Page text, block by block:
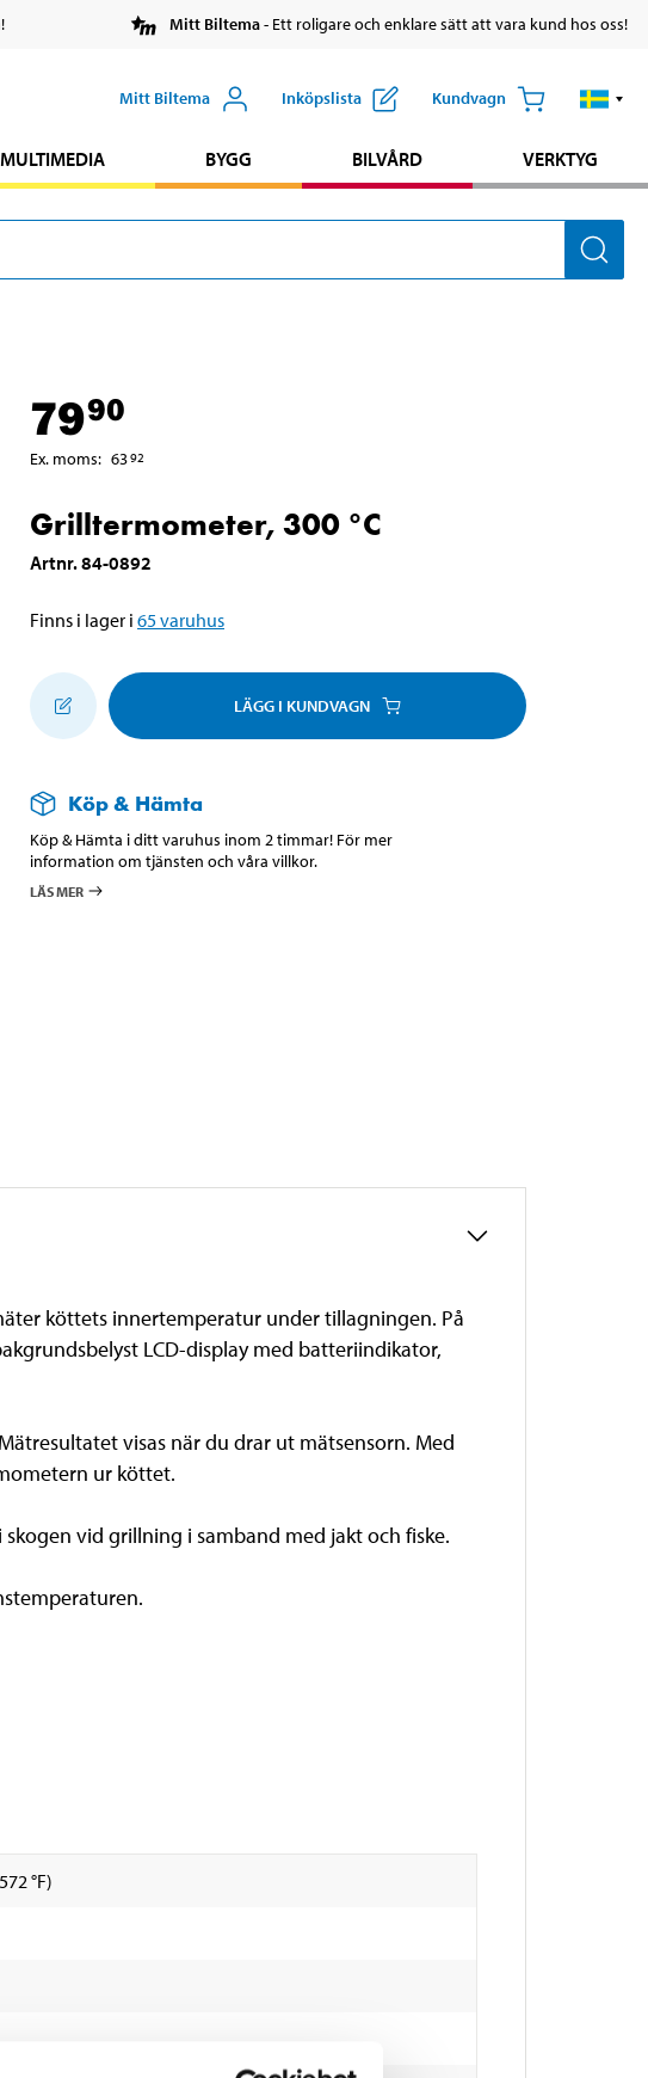
Mitt Biltema- Ett roligare och enklare sätt att vara kund hos oss!
Mitt Biltema Inköpslista Kundvagn
BYGG BILVÅRD VERKTYG
7990
Ex. moms: 6392
Grilltermometer, 300 °C
Artnr.84-0892
Finns i lager i 65varuhus
LÄGG I KUNDVAGN
Köp & Hämta
Köp & Hämta i ditt varuhus inom 2 timmar! För mer
information om tjänsten och våra villkor.
LÄS MER
köttets innertemperatur under tillagningen. På
LCD-display med batteriindikator,
visas när du drar ut mätsensorn. Med
ur köttet.
vid grillning i samband med jakt och fiske.
°F)